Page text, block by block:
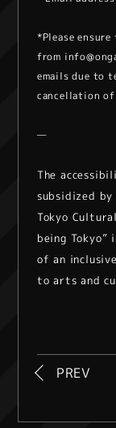
*Please
from
emails due to
cancellation
—
The
subsidized
Tokyo
being
of an
to arts and
PREV